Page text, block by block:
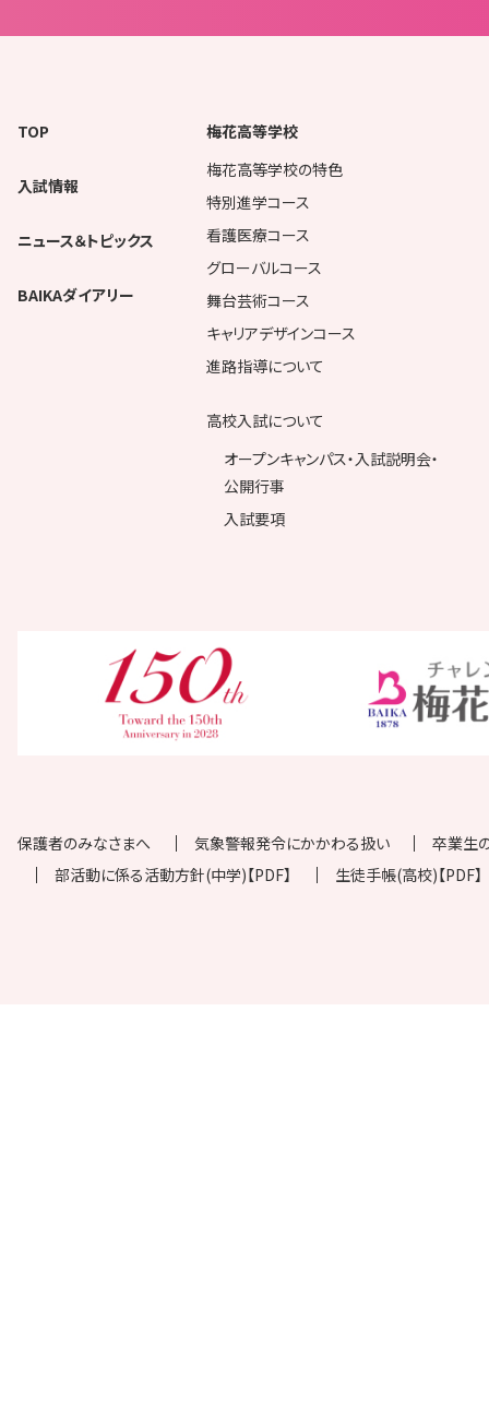
TOP
入試情報
ニュース＆トピックス
BAIKAダイアリー
梅花高等学校
梅花高等学校の特色
特別進学コース
看護医療コース
グローバルコース
舞台芸術コース
キャリアデザインコース
進路指導について
高校入試について
オープンキャンパス・入試説明会・
公開行事
入試要項
保護者のみなさまへ 気象警報発令にかかわる扱い
卒業生
部活動に係る活動方針(中学)【PDF】
生徒手帳(高校)【PDF】